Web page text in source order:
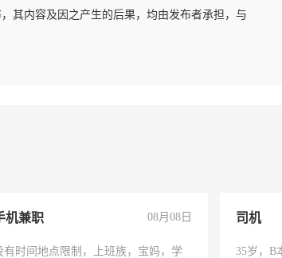
其内容及因之产生的后果，均由发布者承担，与
机兼职 08月08日
有时间地点限制，上班族，宝妈，学
司机
35岁，B